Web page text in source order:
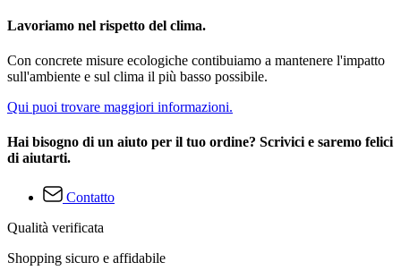
Lavoriamo nel rispetto del clima.
Con concrete misure ecologiche contibuiamo a mantenere l'impatto
sull'ambiente e sul clima il più basso possibile.
Qui puoi trovare maggiori informazioni.
Hai bisogno di un aiuto per il tuo ordine? Scrivici e saremo felici
di aiutarti.
Contatto
Qualità verificata
Shopping sicuro e affidabile